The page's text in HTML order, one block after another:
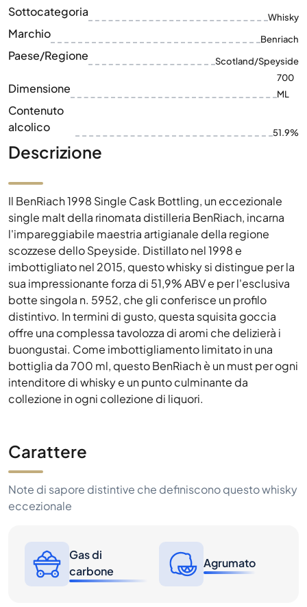
Sottocategoria Whisky
Marchio Benriach
Paese/Regione Scotland/Speyside
Dimensione
700
ML
Contenuto
alcolico
51.9%
Descrizione
Il BenRiach 1998 Single Cask Bottling, un eccezionale
single malt della rinomata distilleria BenRiach, incarna
l'impareggiabile maestria artigianale della regione
scozzese dello Speyside. Distillato nel 1998 e
imbottigliato nel 2015, questo whisky si distingue per la
sua impressionante forza di 51,9% ABV e per l'esclusiva
botte singola n. 5952, che gli conferisce un profilo
distintivo. In termini di gusto, questa squisita goccia
offre una complessa tavolozza di aromi che delizierà i
buongustai. Come imbottigliamento limitato in una
bottiglia da 700 ml, questo BenRiach è un must per ogni
intenditore di whisky e un punto culminante da
collezione in ogni collezione di liquori.
Carattere
Note di sapore distintive che definiscono questo whisky
eccezionale
Gas di
carbone
Agrumato